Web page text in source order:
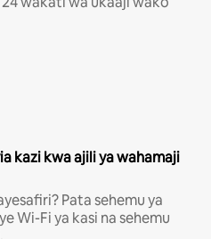
kazi kwa ajili ya wahamaji
Pata sehemu ya
Wi-Fi ya kasi na sehemu